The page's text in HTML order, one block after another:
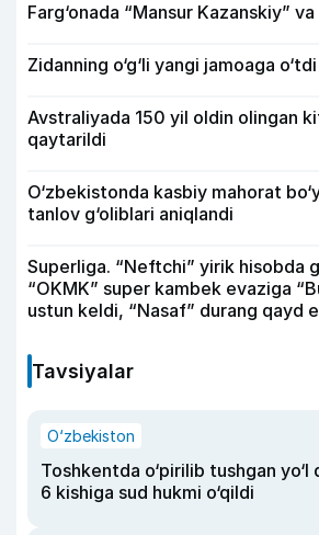
Farg‘onada “Mansur Kazanskiy”
Zidanning o‘g‘li yangi jamoaga o‘tdi
Avstraliyada 150 yil oldin olingan
qaytarildi
O‘zbekistonda kasbiy mahorat
tanlov g‘oliblari aniqlandi
Superliga. “Neftchi” yirik hisobda
“OKMK” super kambek evaziga
ustun keldi, “Nasaf” durang qayd
Tavsiyalar
O‘zbekiston
Toshkentda o‘pirilib tushgan yo‘l
6 kishiga sud hukmi o‘qildi